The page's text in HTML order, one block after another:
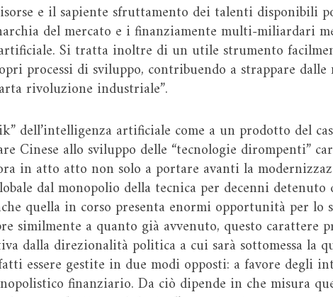
e il sapiente sfruttamento dei talenti disponibili
del mercato e i finanziamente multi-miliardari
Si tratta inoltre di un utile strumento
processi di sviluppo, contribuendo a strappare dalle
rivoluzione industriale”.
dell’intelligenza artificiale come a un prodotto del
Cinese allo sviluppo delle “tecnologie dirompenti”
in atto atto non solo a portare avanti la
dal monopolio della tecnica per decenni detenuto
quella in corso presenta enormi opportunità per lo
similmente a quanto già avvenuto, questo carattere
dalla direzionalità politica a cui sarà sottomessa la
essere gestite in due modi opposti: a favore degli
finanziario. Da ciò dipende in che misura